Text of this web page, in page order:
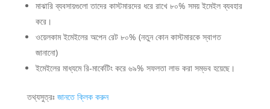
মাঝারি ব্যবসায়গুলো তাদের কাস্টমারদের ধরে রাখে ৮০% সময় ইমেইল ব্যবহার
করে।
ওয়েলকাম ইমেইলের অপেন রেট ৮০% (নতুন কোন কাস্টমারকে স্বাগত
জানানো)
ইমেইলের মাধ্যমে রি-মার্কেটিং করে ৬৯% সফলতা লাভ করা সম্ভব হয়েছে।
তথ্যসুত্রঃ জানতে ক্লিক করুন